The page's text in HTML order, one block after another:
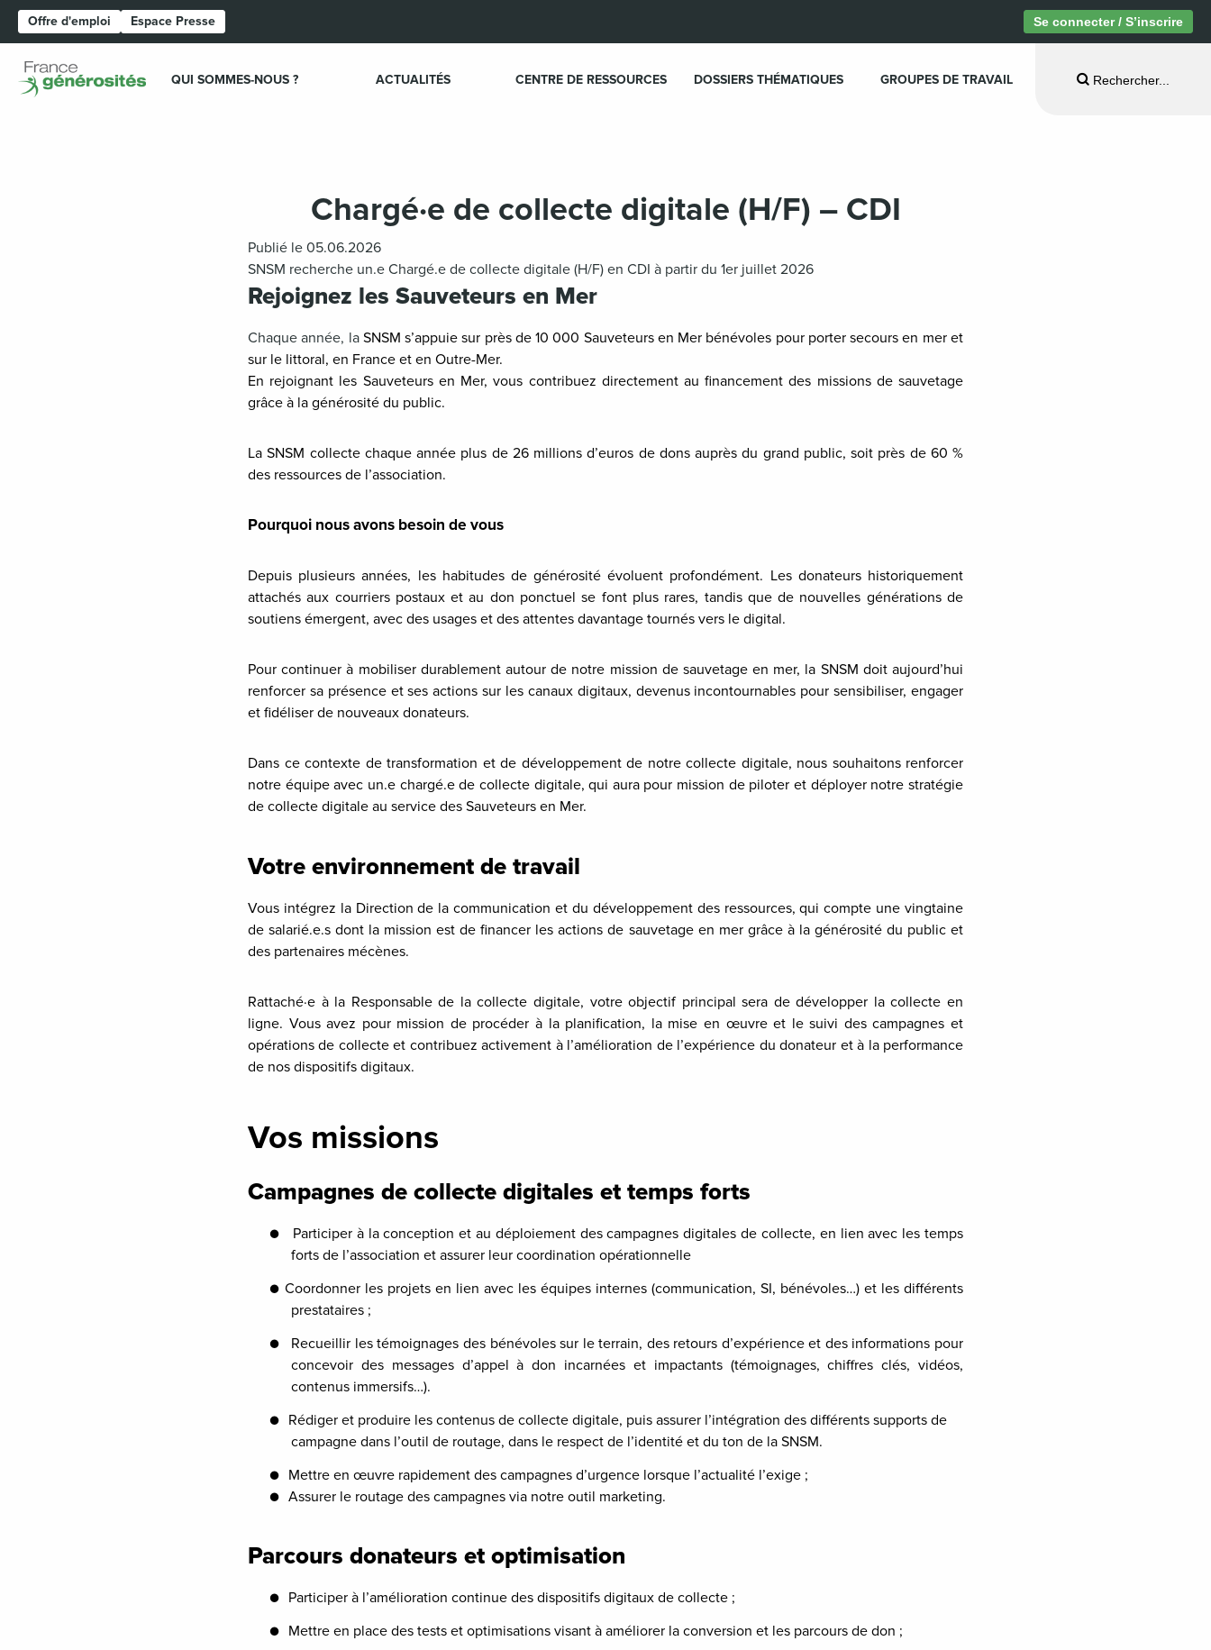
Offre d'emploi Espace Presse Se connecter / S’inscrire
QUI SOMMES-NOUS ? ACTUALITÉS CENTRE DE RESSOURCES DOSSIERS THÉMATIQUES GROUPES DE TRAVAIL Rechercher...
Chargé·e de collecte digitale (H/F) – CDI
Publié le 05.06.2026
SNSM recherche un.e Chargé.e de collecte digitale (H/F) en CDI à partir du 1er juillet 2026
Rejoignez les Sauveteurs en Mer
Chaque année, la SNSM s’appuie sur près de 10 000 Sauveteurs en Mer bénévoles pour porter secours en mer et
sur le littoral, en France et en Outre-Mer.
En rejoignant les Sauveteurs en Mer, vous contribuez directement au financement des missions de sauvetage
grâce à la générosité du public.
La SNSM collecte chaque année plus de 26 millions d’euros de dons auprès du grand public, soit près de 60 %
des ressources de l’association.
Pourquoi nous avons besoin de vous
Depuis plusieurs années, les habitudes de générosité évoluent profondément. Les donateurs historiquement
attachés aux courriers postaux et au don ponctuel se font plus rares, tandis que de nouvelles générations de
soutiens émergent, avec des usages et des attentes davantage tournés vers le digital.
Pour continuer à mobiliser durablement autour de notre mission de sauvetage en mer, la SNSM doit aujourd’hui
renforcer sa présence et ses actions sur les canaux digitaux, devenus incontournables pour sensibiliser, engager
et fidéliser de nouveaux donateurs.
Dans ce contexte de transformation et de développement de notre collecte digitale, nous souhaitons renforcer
notre équipe avec un.e chargé.e de collecte digitale, qui aura pour mission de piloter et déployer notre stratégie
de collecte digitale au service des Sauveteurs en Mer.
Votre environnement de travail
Vous intégrez la Direction de la communication et du développement des ressources, qui compte une vingtaine
de salarié.e.s dont la mission est de financer les actions de sauvetage en mer grâce à la générosité du public et
des partenaires mécènes.
Rattaché·e à la Responsable de la collecte digitale, votre objectif principal sera de développer la collecte en
ligne. Vous avez pour mission de procéder à la planification, la mise en œuvre et le suivi des campagnes et
opérations de collecte et contribuez activement à l’amélioration de l’expérience du donateur et à la performance
de nos dispositifs digitaux.
Vos missions
Campagnes de collecte digitales et temps forts
●
Participer à la conception et au déploiement des campagnes digitales de collecte, en lien avec les temps
forts de l’association et assurer leur coordination opérationnelle
● Coordonner les projets en lien avec les équipes internes (communication, SI, bénévoles…) et les différents
prestataires ;
●
Recueillir les témoignages des bénévoles sur le terrain, des retours d’expérience et des informations pour
concevoir des messages d’appel à don incarnées et impactants (témoignages, chiffres clés, vidéos,
contenus immersifs…).
● Rédiger et produire les contenus de collecte digitale, puis assurer l’intégration des différents supports de
campagne dans l’outil de routage, dans le respect de l’identité et du ton de la SNSM.
● Mettre en œuvre rapidement des campagnes d’urgence lorsque l’actualité l’exige ;
● Assurer le routage des campagnes via notre outil marketing.
Parcours donateurs et optimisation
● Participer à l’amélioration continue des dispositifs digitaux de collecte ;
● Mettre en place des tests et optimisations visant à améliorer la conversion et les parcours de don ;